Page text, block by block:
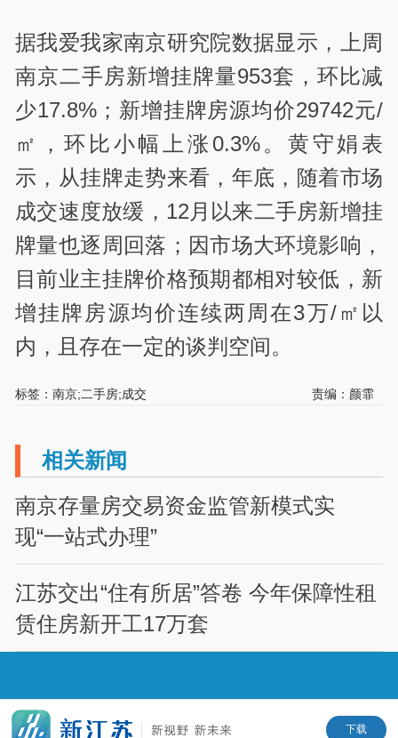
据我爱我家南京研究院数据显示，上周
南京二手房新增挂牌量953套，环比减
少17.8%；新增挂牌房源均价29742元/
㎡，环比小幅上涨0.3%。黄守娟表
示，从挂牌走势来看，年底，随着市场
成交速度放缓，12月以来二手房新增挂
牌量也逐周回落；因市场大环境影响，
目前业主挂牌价格预期都相对较低，新
增挂牌房源均价连续两周在3万/㎡以
内，且存在一定的谈判空间。
标签：南京;二手房;成交 责编：颜霏
相关新闻
南京存量房交易资金监管新模式实
现“一站式办理”
江苏交出“住有所居”答卷 今年保障性租
赁住房新开工17万套
下载